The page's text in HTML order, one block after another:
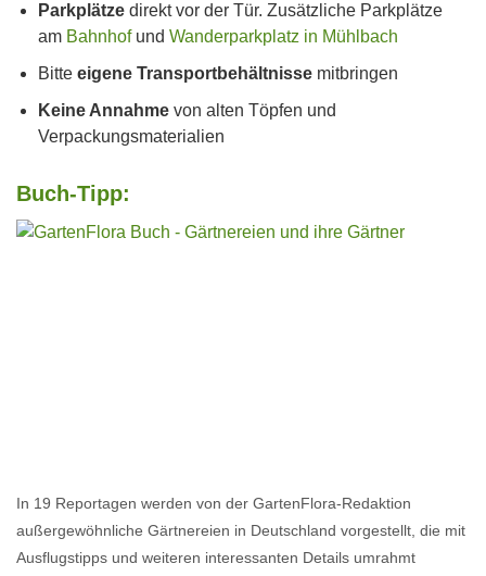
Parkplätze direkt vor der Tür. Zusätzliche Parkplätze
am Bahnhofund Wanderparkplatz in Mühlbach
Bitte eigene Transportbehältnisse mitbringen
Keine Annahme von alten Töpfen und
Verpackungsmaterialien
Buch-Tipp:
In 19 Reportagen werden von der GartenFlora-Redaktion
außergewöhnliche Gärtnereien in Deutschland vorgestellt, die mit
Ausflugstipps und weiteren interessanten Details umrahmt